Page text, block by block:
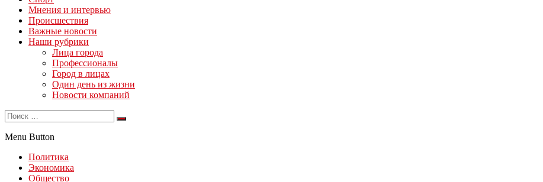
Мнения и интервью
Происшествия
Важные новости
Наши рубрики
Лица города
Профессионалы
Город в лицах
Один день из жизни
Новости компаний
Menu Button
Политика
Экономика
Общество